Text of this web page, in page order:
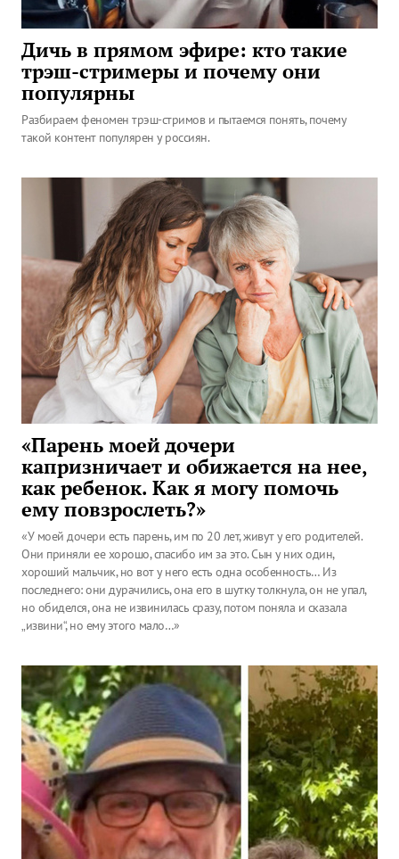
Дичь в прямом эфире: кто такие
трэш-стримеры и почему они
популярны
Разбираем феномен трэш-стримов и пытаемся понять, почему
такой контент популярен у россиян.
«Парень моей дочери
капризничает и обижается на нее,
как ребенок. Как я могу помочь
ему повзрослеть?»
«У моей дочери есть парень, им по 20 лет, живут у его родителей.
Они приняли ее хорошо, спасибо им за это. Сын у них один,
хороший мальчик, но вот у него есть одна особенность… Из
последнего: они дурачились, она его в шутку толкнула, он не упал,
но обиделся, она не извинилась сразу, потом поняла и сказала
„извини“, но ему этого мало…»